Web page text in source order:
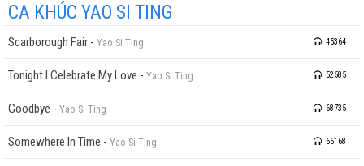
CA KHÚC YAO SI TING
Scarborough Fair - Yao Si Ting 45364
Tonight I Celebrate My Love - Yao Si Ting 52585
Goodbye - Yao Si Ting 68735
Somewhere In Time - Yao Si Ting 66168